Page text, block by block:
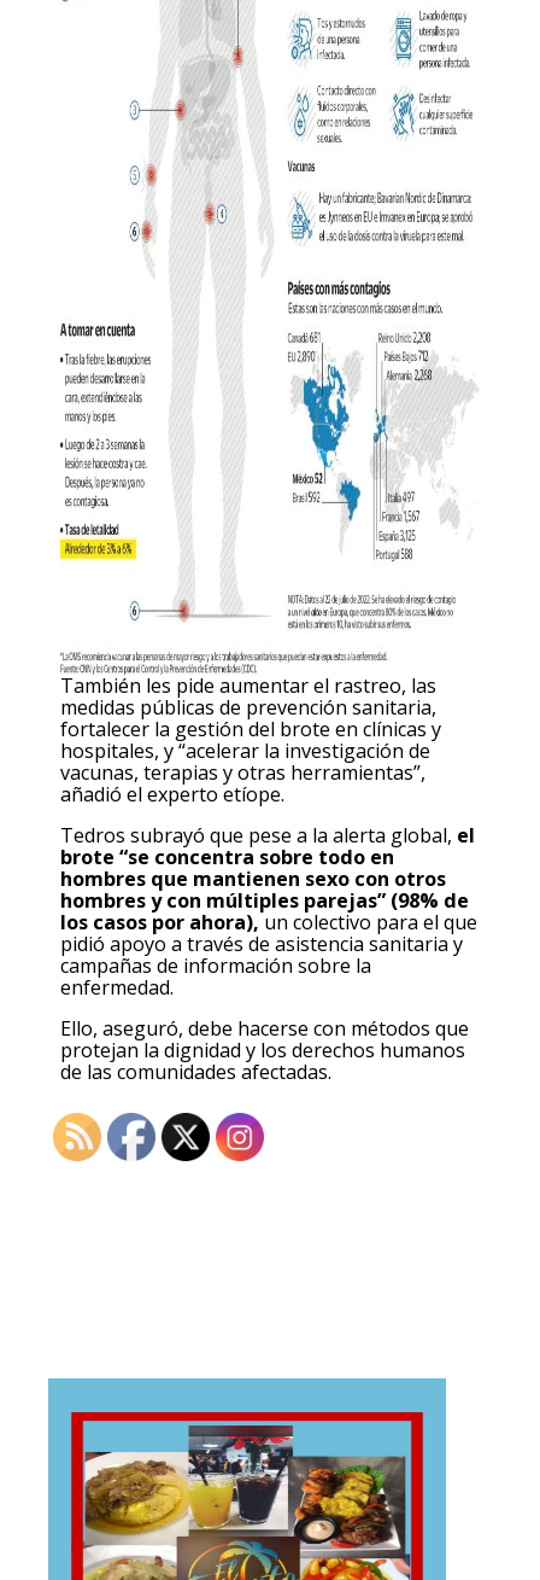
También les pide aumentar el rastreo, las
medidas públicas de prevención sanitaria,
fortalecer la gestión del brote en clínicas y
hospitales, y “acelerar la investigación de
vacunas, terapias y otras herramientas”,
añadió el experto etíope.
Tedros subrayó que pese a la alerta global, el
brote “se concentra sobre todo en
hombres que mantienen sexo con otros
hombres y con múltiples parejas” (98% de
los casos por ahora), un colectivo para el que
pidió apoyo a través de asistencia sanitaria y
campañas de información sobre la
enfermedad.
Ello, aseguró, debe hacerse con métodos que
protejan la dignidad y los derechos humanos
de las comunidades afectadas.